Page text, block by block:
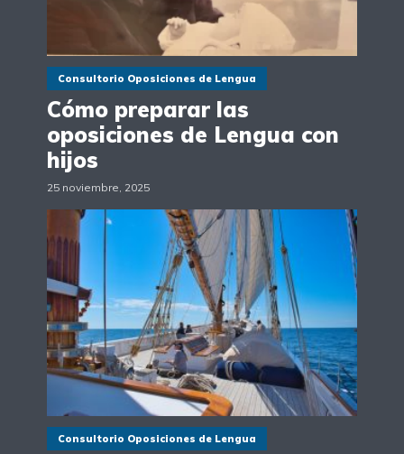
Consultorio Oposiciones de Lengua
Cómo preparar las
oposiciones de Lengua con
hijos
25 noviembre, 2025
Consultorio Oposiciones de Lengua